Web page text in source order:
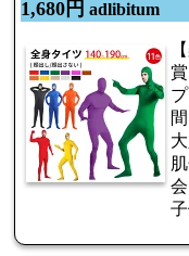
1,680円 adlibitum